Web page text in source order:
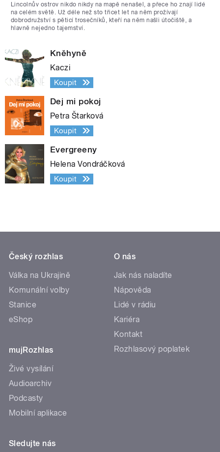
Lincolnův ostrov nikdo nikdy na mapě nenašel, a přece ho znají lidé
na celém světě. Už déle než sto třicet let na něm prožívají
dobrodružství s pěticí trosečníků, kteří na něm našli útočiště, a
hlavně nejedno tajemství.
Kněhyně
Kaczi
Koupit
Dej mi pokoj
Petra Štarková
Koupit
Evergreeny
Helena Vondráčková
Koupit
Český rozhlas
Válka na Ukrajině
Komunální volby
Stanice
eShop
mujRozhlas
Živé vysílání
Audioarchiv
Podcasty
Mobilní aplikace
O nás
Jak nás naladíte
Nápověda
Lidé v rádiu
Kariéra
Kontakt
Rozhlasový poplatek
Sledujte nás